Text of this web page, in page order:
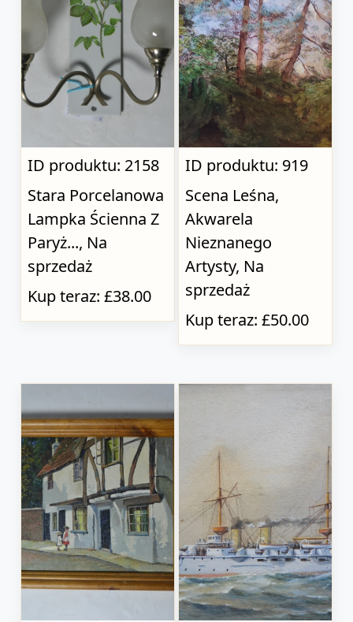
ID produktu: 2158
Stara Porcelanowa
Lampka Ścienna Z
Paryż..., Na
sprzedaż
Kup teraz: £38.00
ID produktu: 919
Scena Leśna,
Akwarela
Nieznanego
Artysty, Na
sprzedaż
Kup teraz: £50.00